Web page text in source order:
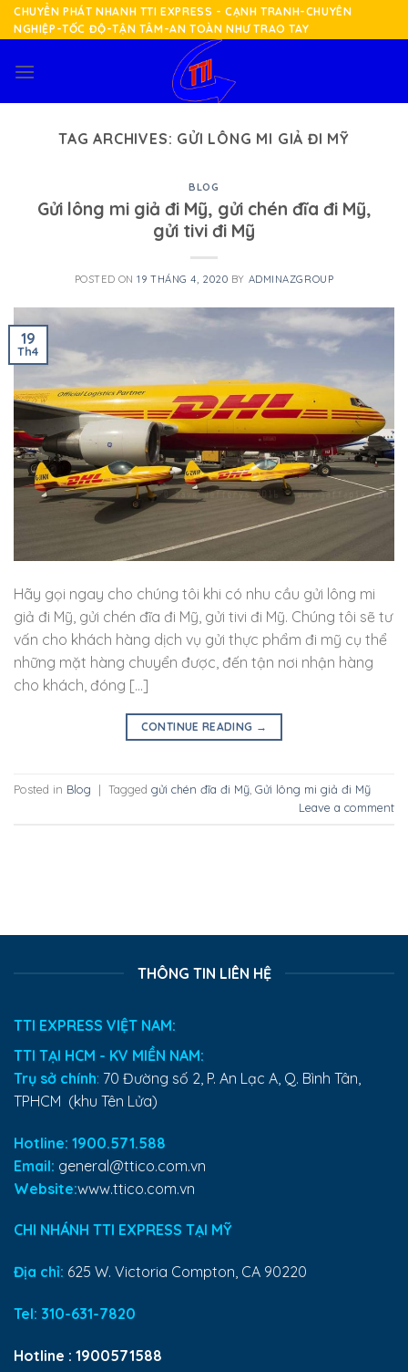
Skip
to
CHUYỂN PHÁT NHANH TTI EXPRESS - CẠNH TRANH-CHUYÊN
NGHIỆP-TỐC ĐỘ-TẬN TÂM-AN TOÀN NHƯ TRAO TAY
TAG ARCHIVES: GỬI LÔNG MI GIẢ ĐI MỸ
BLOG
Gửi lông mi giả đi Mỹ, gửi chén đĩa đi Mỹ,
gửi tivi đi Mỹ
POSTED ON19 THÁNG 4, 2020 BY ADMINAZGROUP
19
Th4
Hãy gọi ngay cho chúng tôi khi có nhu cầu gửi lông mi
giả đi Mỹ, gửi chén đĩa đi Mỹ, gửi tivi đi Mỹ. Chúng tôi sẽ tư
vấn cho khách hàng dịch vụ gửi thực phẩm đi mỹ cụ thể
những mặt hàng chuyển được, đến tận nơi nhận hàng
cho khách, đóng […]
CONTINUE READING →
Posted in Blog | Tagged gửi chén đĩa đi Mỹ Gửi lông mi giả đi Mỹ
Leave a comment
THÔNG TIN LIÊN HỆ
TTI EXPRESS VIỆT NAM:
TTI TẠI HCM - KV MIỀN NAM:
Trụ sở chính: 70 Đường số 2, P. An Lạc A, Q. Bình Tân,
TPHCM (khu Tên Lửa)
Hotline: 1900.571.588
Email: general@ttico.com.vn
Website:www.ttico.com.vn
CHI NHÁNH TTI EXPRESS TẠI MỸ
Địa chỉ: 625 W. Victoria Compton, CA 90220
Tel: 310-631-7820
Hotline : 1900571588